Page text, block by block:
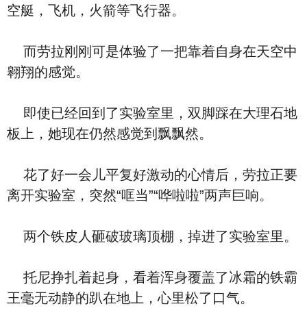
空艇，飞机，火箭等飞行器。
而劳拉刚刚可是体验了一把靠着自身在天空中
翱翔的感觉。
即使已经回到了实验室里，双脚踩在大理石地
板上，她现在仍然感觉到飘飘然。
花了好一会儿平复好激动的心情后，劳拉正要
离开实验室，突然“哐当”“哗啦啦”两声巨响。
两个铁皮人砸破玻璃顶棚，掉进了实验室里。
托尼挣扎着起身，看着浑身覆盖了冰霜的铁霸
王毫无动静的趴在地上，心里松了口气。